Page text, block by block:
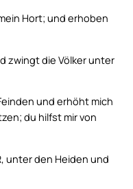
Hort; und erhoben
zwingt die Völker unter
und erhöht mich
du hilfst mir von
unter den Heiden und